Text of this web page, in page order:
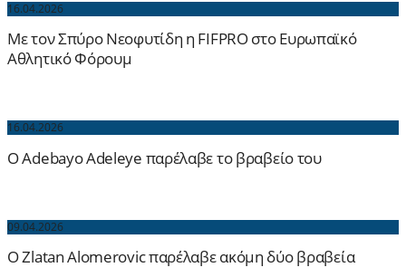
16.04.2026
Με τον Σπύρο Νεοφυτίδη η FIFPRO στο Ευρωπαϊκό
Αθλητικό Φόρουμ
16.04.2026
Ο Adebayo Adeleye παρέλαβε το βραβείο του
09.04.2026
O Zlatan Alomerovic παρέλαβε ακόμη δύο βραβεία